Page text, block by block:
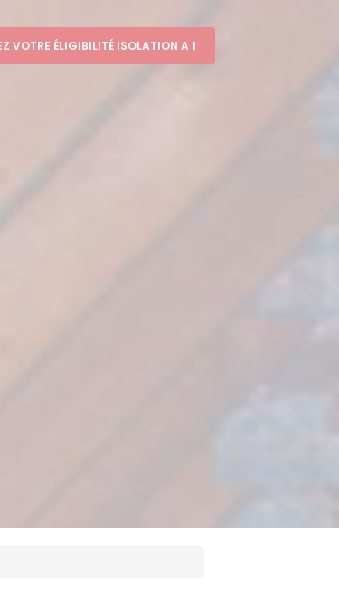
VOTRE ÉLIGIBILITÉ ISOLATION A 1